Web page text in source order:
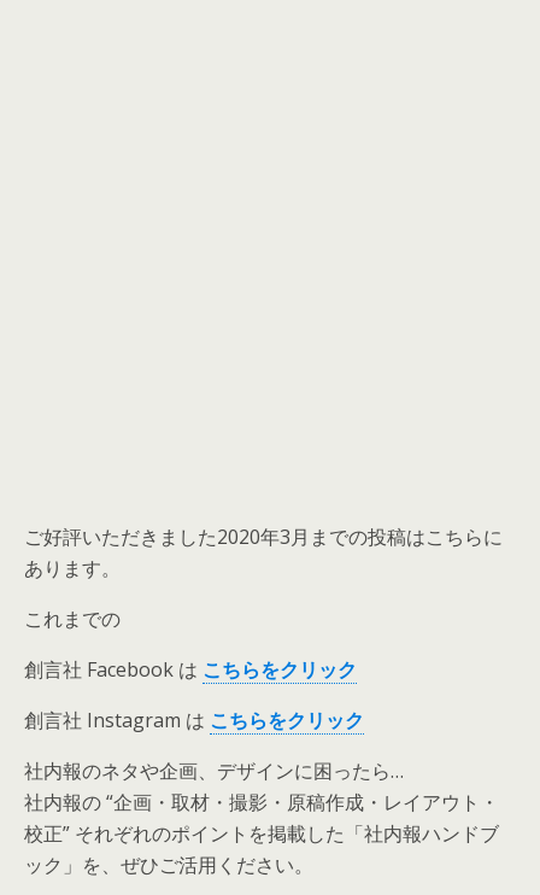
ご好評いただきました2020年3月までの投稿はこちらに
あります。
これまでの
創言社 Facebook は こちらをクリック
創言社 Instagram は こちらをクリック
社内報のネタや企画、デザインに困ったら…
社内報の “企画・取材・撮影・原稿作成・レイアウト・
校正” それぞれのポイントを掲載した「社内報ハンドブ
ック」を、ぜひご活用ください。